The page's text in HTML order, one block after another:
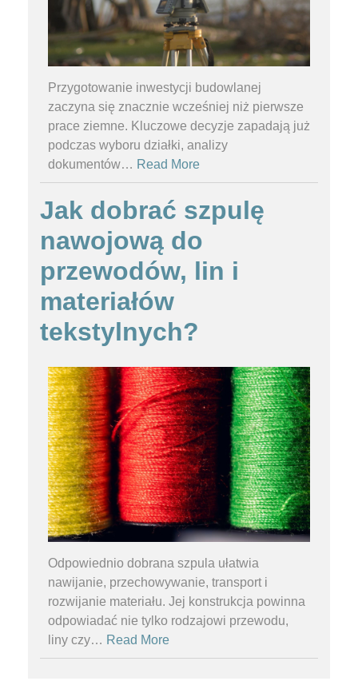
Przygotowanie inwestycji budowlanej
zaczyna się znacznie wcześniej niż pierwsze
prace ziemne. Kluczowe decyzje zapadają już
podczas wyboru działki, analizy
dokumentów… Read More
Jak dobrać szpulę
nawojową do
przewodów, lin i
materiałów
tekstylnych?
Odpowiednio dobrana szpula ułatwia
nawijanie, przechowywanie, transport i
rozwijanie materiału. Jej konstrukcja powinna
odpowiadać nie tylko rodzajowi przewodu,
liny czy… Read More